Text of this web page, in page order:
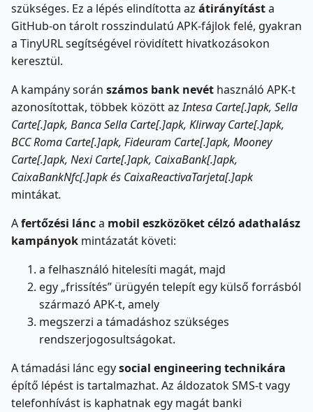
szükséges. Ez a lépés elindította az átirányításta
GitHub-on tárolt rosszindulatú APK-fájlok felé, gyakran
a TinyURL segítségével rövidített hivatkozásokon
keresztül.
A kampány során számos bank nevét használó APK-t
azonosítottak, többek között azIntesa Carte[.]apk, Sella
Carte[.]apk, Banca Sella Carte[.]apk, Klirway Carte[.]apk,
BCC Roma Carte[.]apk, Fideuram Carte[.]apk, Mooney
Carte[.]apk, Nexi Carte[.]apk, CaixaBank[.]apk,
CaixaBankNfc[.]apk és CaixaReactivaTarjeta[.]apk
mintákat.
Afertőzési lánca mobil eszközöket célzó adathalász
kampányok mintázatát követi:
a felhasználó hitelesíti magát, majd
egy „frissítés” ürügyén telepít egy külső forrásból
származó APK-t, amely
megszerzi a támadáshoz szükséges
rendszerjogosultságokat.
A támadási lánc egysocial engineering technikára
építő lépést is tartalmazhat. Az áldozatok SMS-t vagy
telefonhívást is kaphatnak egy magát banki